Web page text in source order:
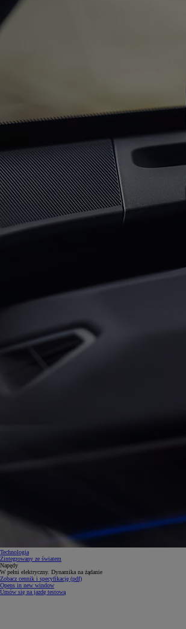
Technologia
Zintegrowany ze światem
Napędy
W pełni elektryczny. Dynamika na żądanie
Zobacz cennik i specyfikację (pdf)
Opens in new window
Umów się na jazdę testową